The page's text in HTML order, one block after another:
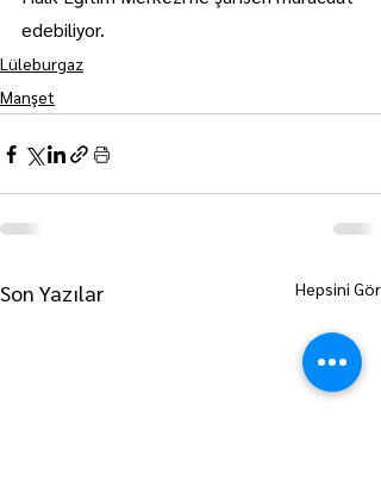
edebiliyor.
Lüleburgaz
Manşet
Son Yazılar Hepsini Gör